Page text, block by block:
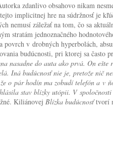
zdanlivo obsahovo nikam
implicitnej hre na súdržnosť je
záležať na tom, čo sa
stratám jednoznačného
v drobných hyperbolách,
budúcnosti, pri ktorej sa
nasadne do auta ako prvá. On
Iná budúcnosť nie je, pretože nič
o pár hodín ma zobudí telefón a v
stav blízky utópii. V
Kiliánovej Blízka budúcnosťtvorí